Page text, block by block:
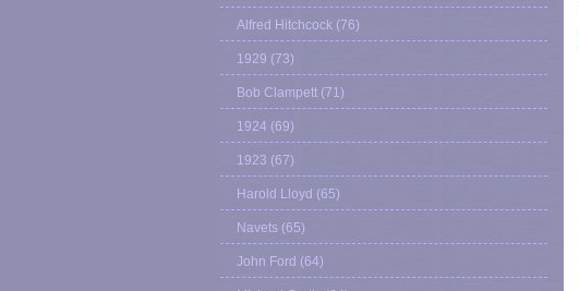
Alfred Hitchcock (76)
1929 (73)
Bob Clampett (71)
1924 (69)
1923 (67)
Harold Lloyd (65)
Navets (65)
John Ford (64)